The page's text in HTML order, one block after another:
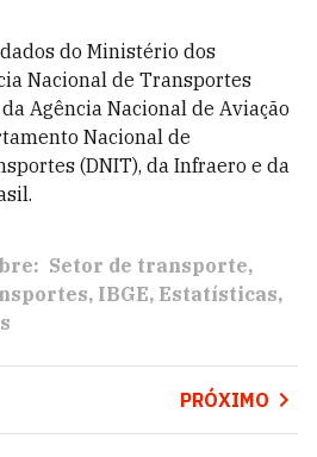
do Ministério dos
Nacional de Transportes
Agência Nacional de Aviação
Nacional de
(DNIT), da Infraero e da
Setor de transporte
IBGE Estatísticas
PRÓXIMO